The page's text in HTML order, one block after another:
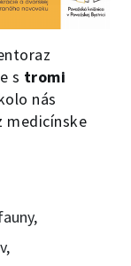
s tromi
nás
medicínske